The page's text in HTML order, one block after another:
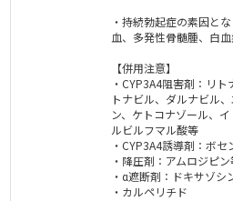
・持続勃起症の素因と
血、多発性骨髄腫、白
【併用注意】
・CYP3A4阻害剤：リ
トナビル、ダルナビル
ン、ケトコナゾール、
ルビルフマル酸等
・CYP3A4誘導剤：ボ
・降圧剤：アムロジピ
・α遮断剤：ドキサゾシ
・カルペリチド